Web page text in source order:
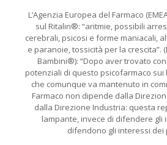
L’Agenzia Europea del Farmaco
sul Ritalin®: “aritmie, possibili
cerebrali, psicosi e forme maniacali,
e paranoie, tossicità per la crescita”.
Bambini®): “Dopo aver trovato
potenziali di questo psicofarmaco sui
che comunque va mantenuto in
Farmaco non dipende dalla
dalla Direzione Industria: questa
lampante, invece di difendere gli
difendono gli interessi dei